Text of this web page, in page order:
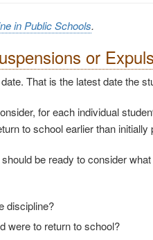
in Public Schools.
or
That is the latestdate the
for each individual
to school earlier than initially
be ready to consider
discipline?
were to return to school?